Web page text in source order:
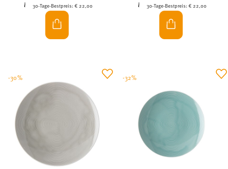
30-Tage-Bestpreis: € 22,00 30-Tage-Bestpreis:€ 22,00
-30% -32%